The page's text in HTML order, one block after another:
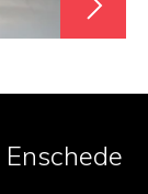
Enschede